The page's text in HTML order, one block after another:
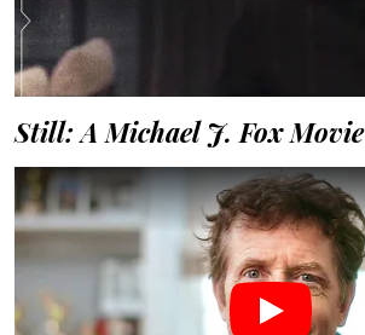
Still: A Michael J. Fox Movie